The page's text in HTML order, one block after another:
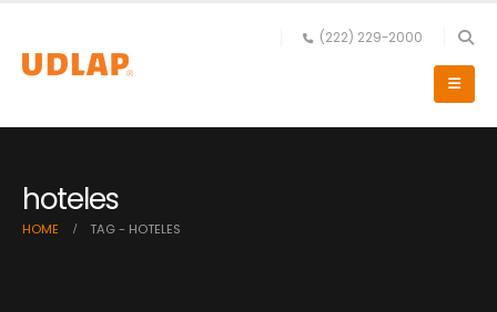
(222) 229-2000
hoteles
HOME TAG - HOTELES